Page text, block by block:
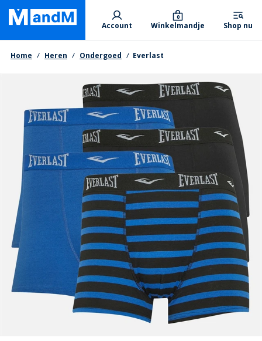
Skip
main
content
Primary departments
Account Winkelmandje
0
Shop nu
Kruimelpad
Home Heren Ondergoed Everlast